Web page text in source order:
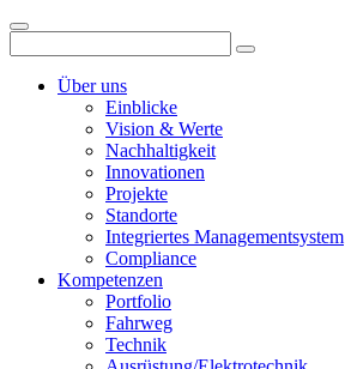
Über uns
Einblicke
Vision & Werte
Nachhaltigkeit
Innovationen
Projekte
Standorte
Integriertes Managementsystem
Compliance
Kompetenzen
Portfolio
Fahrweg
Technik